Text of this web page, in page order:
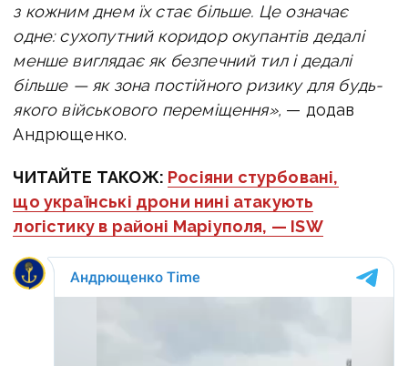
з кожним днем їх стає більше. Це означає
одне: сухопутний коридор окупантів дедалі
менше виглядає як безпечний тил і дедалі
більше — як зона постійного ризику для будь-
якого військового переміщення», — додав
Андрющенко.
ЧИТАЙТЕ ТАКОЖ: Росіяни стурбовані,
що українські дрони нині атакують
логістику в районі Маріуполя, — ISW